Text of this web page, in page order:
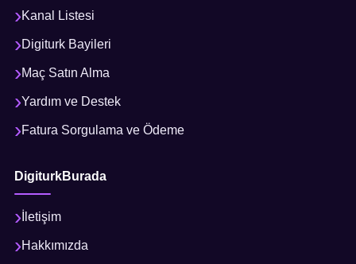
Kanal Listesi
Digiturk Bayileri
Maç Satın Alma
Yardım ve Destek
Fatura Sorgulama ve Ödeme
DigiturkBurada
İletişim
Hakkımızda